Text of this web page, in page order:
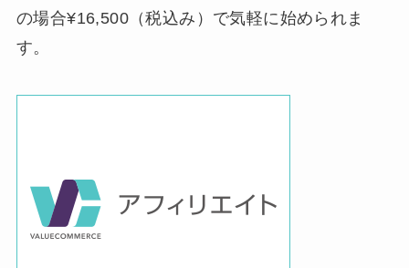
の場合¥16,500（税込み）で気軽に始められま
す。